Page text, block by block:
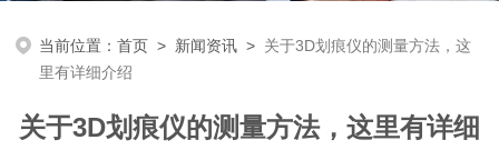
当前位置：首页 > 新闻资讯 > 关于3D划痕仪的测量方法，这
里有详细介绍
关于3D划痕仪的测量方法，这里有详细